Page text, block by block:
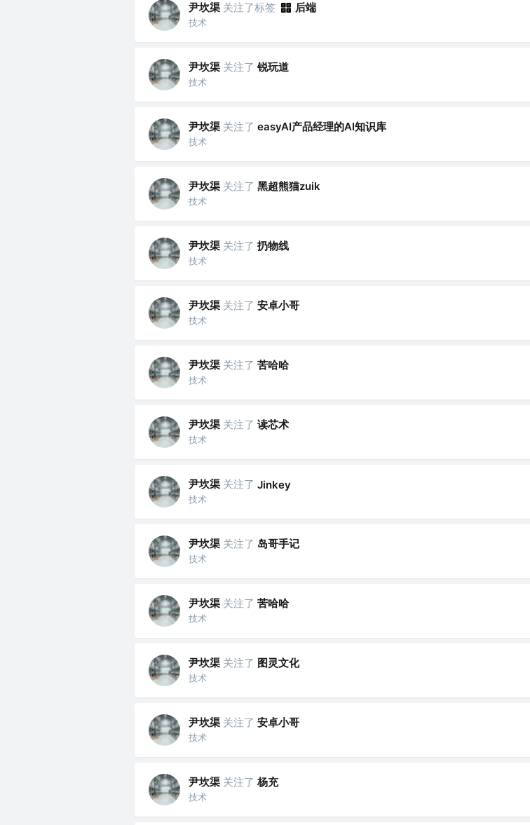
尹坎渠 关注了标签 后端
技术
尹坎渠 关注了 锐玩道
技术
尹坎渠 关注了 easyAI产品经理的AI知识库
技术
尹坎渠 关注了 黑超熊猫zuik
技术
尹坎渠 关注了 扔物线
技术
尹坎渠 关注了 安卓小哥
技术
尹坎渠 关注了 苦哈哈
技术
尹坎渠 关注了 读芯术
技术
尹坎渠 关注了 Jinkey
技术
尹坎渠 关注了 岛哥手记
技术
尹坎渠 关注了 苦哈哈
技术
尹坎渠 关注了 图灵文化
技术
尹坎渠 关注了 安卓小哥
技术
尹坎渠 关注了 杨充
技术